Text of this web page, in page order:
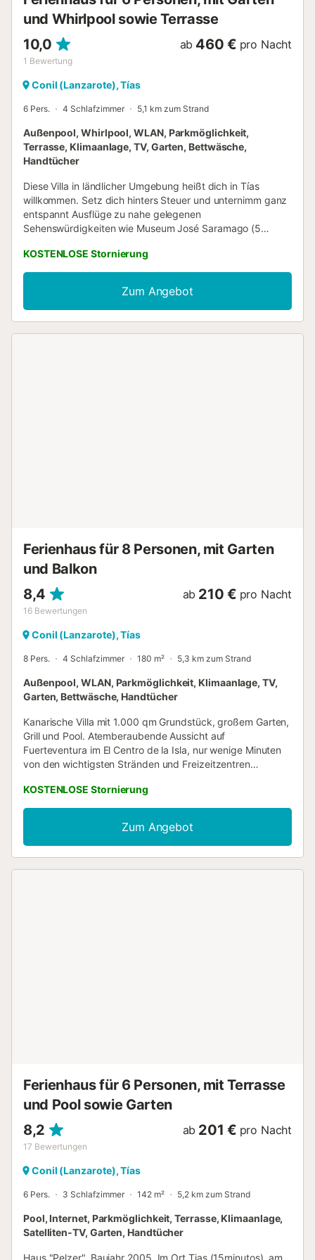
und Whirlpool sowie Terrasse
10,0
1 Bewertung
ab 460 € pro Nacht
Conil (Lanzarote), Tías
6 Pers. 4 Schlafzimmer 5,1 km zum Strand
Außenpool, Whirlpool, WLAN, Parkmöglichkeit,
Terrasse, Klimaanlage, TV, Garten, Bettwäsche,
Handtücher
Diese Villa in ländlicher Umgebung heißt dich in Tías
willkommen. Setz dich hinters Steuer und unternimm ganz
entspannt Ausflüge zu nahe gelegenen
Sehenswürdigkeiten wie Museum José Saramago (5
– praktische Parkplätze auf dem Gelände der Unterkunft
machen's möglich. Nach deiner Rückkehr kannst du am
beheizten Pool ausspannen oder im Whirlpool etwas
trinken. Auch den Garten und die Terrasse oder den Patio
wirst du sicherlich mögen. Wenn du genug Frischluft
KOSTENLOSE Stornierung
Zum Angebot
Ferienhaus für 8 Personen, mit Garten
und Balkon
8,4
16 Bewertungen
ab 210 € pro Nacht
Conil (Lanzarote), Tías
8 Pers. 4 Schlafzimmer 180 m² 5,3 km zum Strand
Außenpool, WLAN, Parkmöglichkeit, Klimaanlage, TV,
Garten, Bettwäsche, Handtücher
Kanarische Villa mit 1.000 qm Grundstück, großem Garten,
Grill und Pool. Atemberaubende Aussicht auf
Fuerteventura im El Centro de la Isla, nur wenige Minuten
von den wichtigsten Stränden und Freizeitzentren
ohne Lärm, mitten in der Natur, neben der Geria. Genießen
Sie die Landschaft und die Ruhe in einem Gebiet der Insel,
das sich hervorragend für Spaziergänge eignet. Eine 5-
minütige Autofahrt entfernt liegt das Herz von La Geria,
einem Gebiet von beeindruckender Schönheit, in dem Sie
KOSTENLOSE Stornierung
Zum Angebot
Ferienhaus für 6 Personen, mit Terrasse
und Pool sowie Garten
8,2
17 Bewertungen
ab 201 € pro Nacht
Conil (Lanzarote), Tías
6 Pers. 3 Schlafzimmer 142 m² 5,2 km zum Strand
Pool, Internet, Parkmöglichkeit, Terrasse, Klimaanlage,
Satelliten-TV, Garten, Handtücher
Haus "Pelzer", Baujahr 2005. Im Ort Tias (15minutos), am